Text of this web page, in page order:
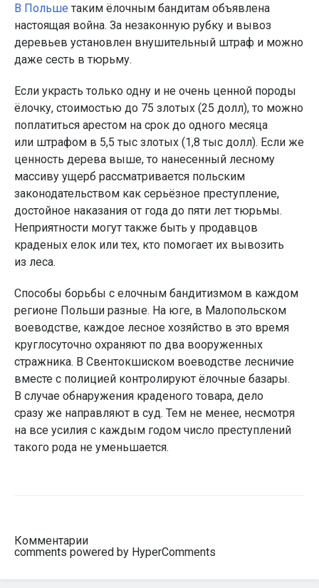
В Польше таким ёлочным бандитам объявлена
настоящая война. За незаконную рубку и вывоз
деревьев установлен внушительный штраф и можно
даже сесть в тюрьму.
Если украсть только одну и не очень ценной породы
ёлочку, стоимостью до 75 злотых (25 долл), то можно
поплатиться арестом на срок до одного месяца
или штрафом в 5,5 тыс злотых (1,8 тыс долл). Если же
ценность дерева выше, то нанесенный лесному
массиву ущерб рассматривается польским
законодательством как серьёзное преступление,
достойное наказания от года до пяти лет тюрьмы.
Неприятности могут также быть у продавцов
краденых елок или тех, кто помогает их вывозить
из леса.
Способы борьбы с елочным бандитизмом в каждом
регионе Польши разные. На юге, в Малопольском
воеводстве, каждое лесное хозяйство в это время
круглосуточно охраняют по два вооруженных
стражника. В Свентокшиском воеводстве лесничие
вместе с полицией контролируют ёлочные базары.
В случае обнаружения краденого товара, дело
сразу же направляют в суд. Тем не менее, несмотря
на все усилия с каждым годом число преступлений
такого рода не уменьшается.
Комментарии
comments powered by HyperComments